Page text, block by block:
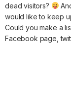
dead visitors?
would like to keep
Could you make a
Facebook page,